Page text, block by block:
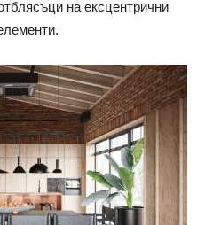
на ексцентрични